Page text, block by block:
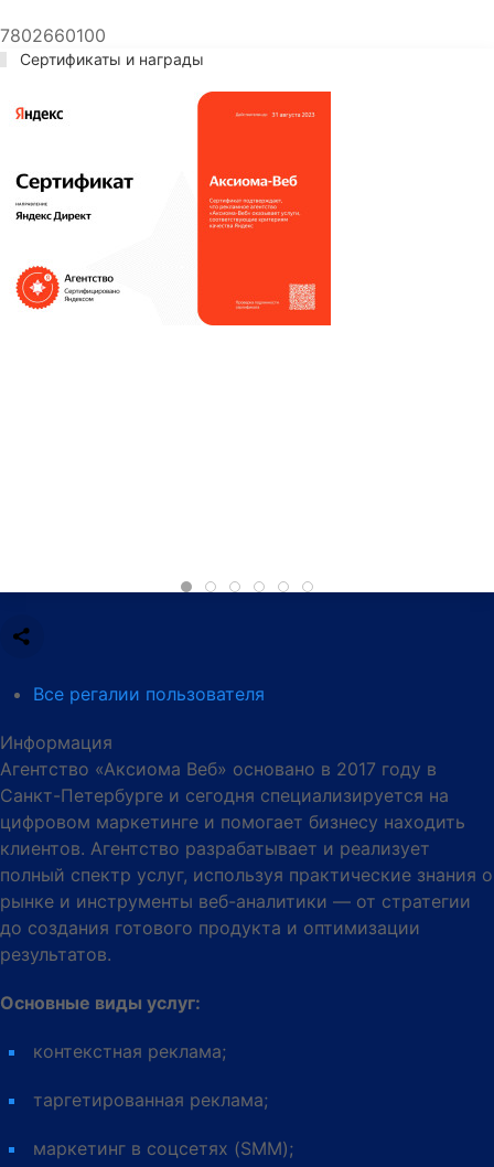
7802660100
Сертификаты и награды
Все регалии пользователя
Информация
Агентство «Аксиома Веб» основано в 2017 году в
Санкт-Петербурге и сегодня специализируется на
цифровом маркетинге и помогает бизнесу находить
клиентов. Агентство разрабатывает и реализует
полный спектр услуг, используя практические знания о
рынке и инструменты веб-аналитики — от стратегии
до создания готового продукта и оптимизации
результатов.
Основные виды услуг:
контекстная реклама;
таргетированная реклама;
маркетинг в соцсетях (SMM);